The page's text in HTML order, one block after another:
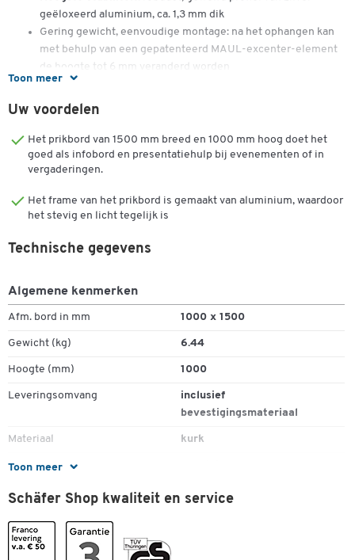
Toon meer
geëloxeerd aluminium, ca. 1,3 mm dik
Gering gewicht, eenvoudige montage: na het ophangen kan
met behulp van een gepatenteerd MAUL-excenter-element
de hoogte tot 6 mm veranderd worden
Zowel hoog als dwars te monteren
Structuur-oppervlakte op 10 mm stabiele kern in sandwich-
Wand wordt niet belast: Ventilatie tussen werkvlakte en wand
Tot 98 % recyclebaar, emissie-arm geproduceerd in
Duitsland
inclusief montagemateriaal
Made in Germany, GS-teken, 3 jaar garantie
Uw voordelen
Het prikbord van 1500 mm breed en 1000 mm hoog doet het
goed als infobord en presentatiehulp bij evenementen of in
vergaderingen.
Het frame van het prikbord is gemaakt van aluminium, waardoor
het stevig en licht tegelijk is
Toon meer
Technische gegevens
Algemene kenmerken
Afm. bord in mm 1000 x 1500
Gewicht (kg) 6.44
Hoogte (mm) 1000
Leveringsomvang
inclusief
bevestigingsmateriaal
Materiaal kurk
Materiaal frame
Kleuren
Kleur
Schäfer Shop kwaliteit en service